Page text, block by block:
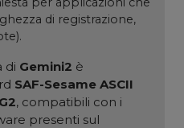
di registrazione,
di Gemini2 è
SAF-Sesame ASCII
, compatibili con i
presenti sul